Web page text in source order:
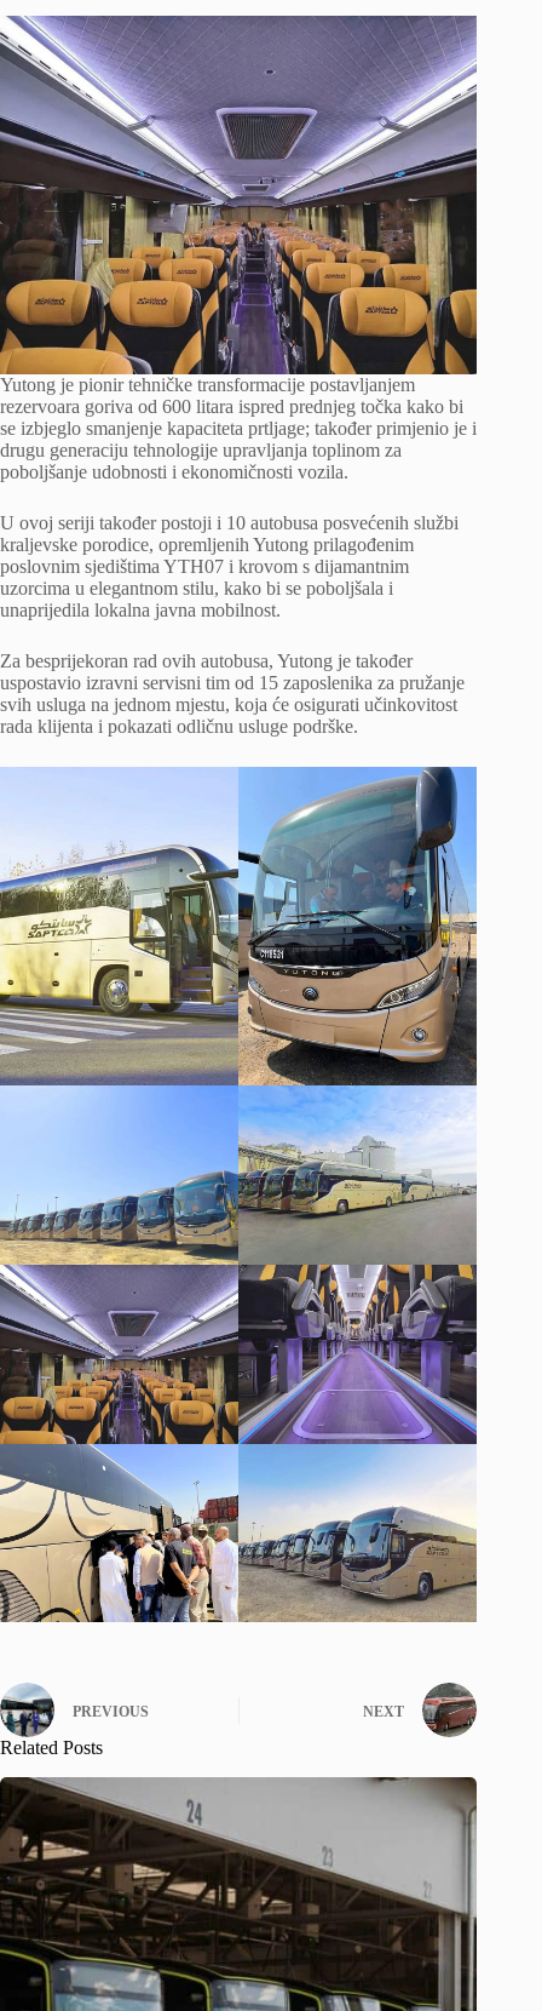
Yutong je pionir tehničke transformacije postavljanjem
rezervoara goriva od 600 litara ispred prednjeg točka kako bi
se izbjeglo smanjenje kapaciteta prtljage; također primjenio je i
drugu generaciju tehnologije upravljanja toplinom za
poboljšanje udobnosti i ekonomičnosti vozila.
U ovoj seriji također postoji i 10 autobusa posvećenih službi
kraljevske porodice, opremljenih Yutong prilagođenim
poslovnim sjedištima YTH07 i krovom s dijamantnim
uzorcima u elegantnom stilu, kako bi se poboljšala i
unaprijedila lokalna javna mobilnost.
Za besprijekoran rad ovih autobusa, Yutong je također
uspostavio izravni servisni tim od 15 zaposlenika za pružanje
svih usluga na jednom mjestu, koja će osigurati učinkovitost
rada klijenta i pokazati odličnu usluge podrške.
PREVIOUS NEXT
Related Posts